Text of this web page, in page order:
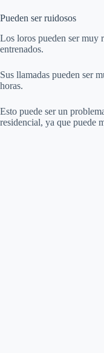
Pueden ser ruidosos
Los loros pueden ser muy
entrenados.
Sus llamadas pueden ser
horas.
Esto puede ser un
residencial, ya que puede